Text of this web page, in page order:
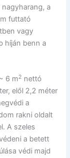
a
futtató
vagy
híján benn a
6 m2 nettó
elől 2,2 méter
a
rakni oldalt
A szeles
a betett
védi majd